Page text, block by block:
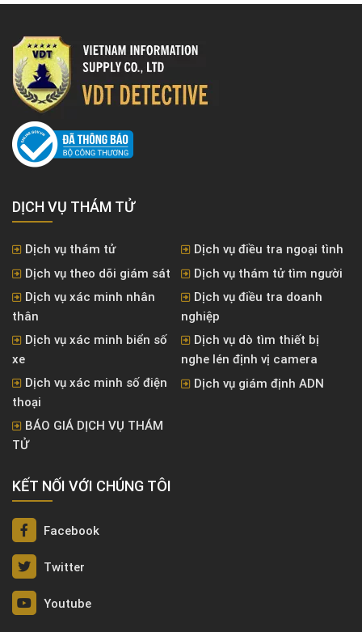
DỊCH VỤ THÁM TỬ
Dịch vụ thám tử
Dịch vụ điều tra ngoại tình
Dịch vụ theo dõi giám sát
Dịch vụ thám tử tìm người
Dịch vụ xác minh nhân
thân
Dịch vụ điều tra doanh
nghiệp
Dịch vụ xác minh biển số
xe
Dịch vụ dò tìm thiết bị
nghe lén định vị camera
Dịch vụ xác minh số điện
thoại
Dịch vụ giám định ADN
BÁO GIÁ DỊCH VỤ THÁM
TỬ
KẾT NỐI VỚI CHÚNG TÔI
Facebook
Twitter
Youtube